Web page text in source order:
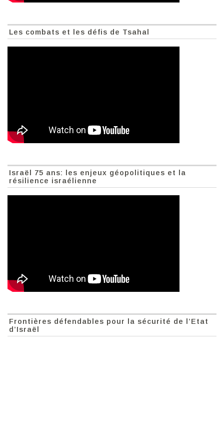
Les combats et les défis de Tsahal
Israël 75 ans: les enjeux géopolitiques et la
résilience israélienne
Frontières défendables pour la sécurité de l’Etat
d’Israël